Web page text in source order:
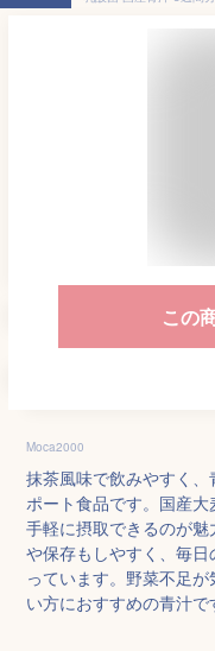
この
Moca2000
抹茶風味で飲みやすく
ポート食品です。国産
手軽に摂取できるのが
や保存もしやすく、毎
っています。野菜不足
い方におすすめの青汁で